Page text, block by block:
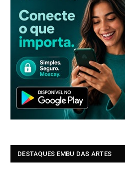
DESTAQUES EMBU DAS ARTES